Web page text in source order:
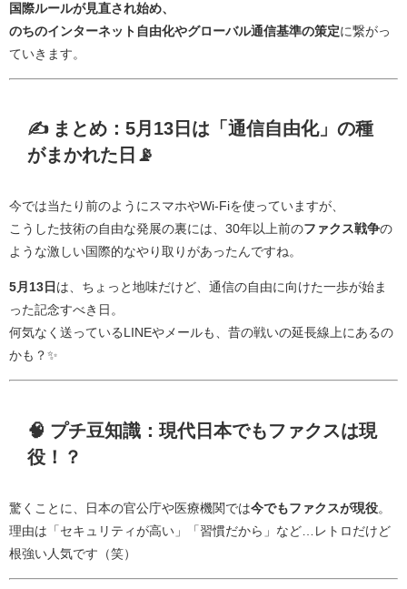
国際ルールが見直され始め、
のちのインターネット自由化やグローバル通信基準の策定に繋がっ
ていきます。
✍️ まとめ：5月13日は「通信自由化」の種
がまかれた日📡
今では当たり前のようにスマホやWi-Fiを使っていますが、
こうした技術の自由な発展の裏には、30年以上前のファクス戦争の
ような激しい国際的なやり取りがあったんですね。
5月13日 は、ちょっと地味だけど、通信の自由に向けた一歩が始ま
った記念すべき日。
何気なく送っているLINEやメールも、昔の戦いの延長線上にあるの
かも？✨
🧠 プチ豆知識：現代日本でもファクスは現
役！？
驚くことに、日本の官公庁や医療機関では今でもファクスが現役。
理由は「セキュリティが高い」「習慣だから」など…レトロだけど
根強い人気です（笑）